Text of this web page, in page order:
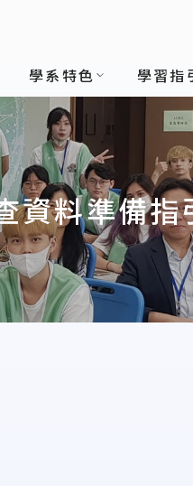
學系特色 學習指
資料準備指